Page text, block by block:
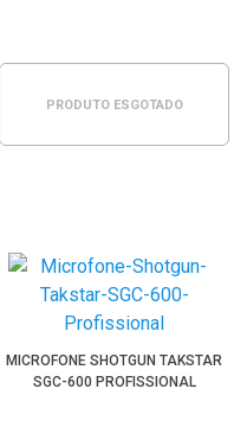
PRODUTO ESGOTADO
MICROFONE SHOTGUN TAKSTAR
SGC-600 PROFISSIONAL